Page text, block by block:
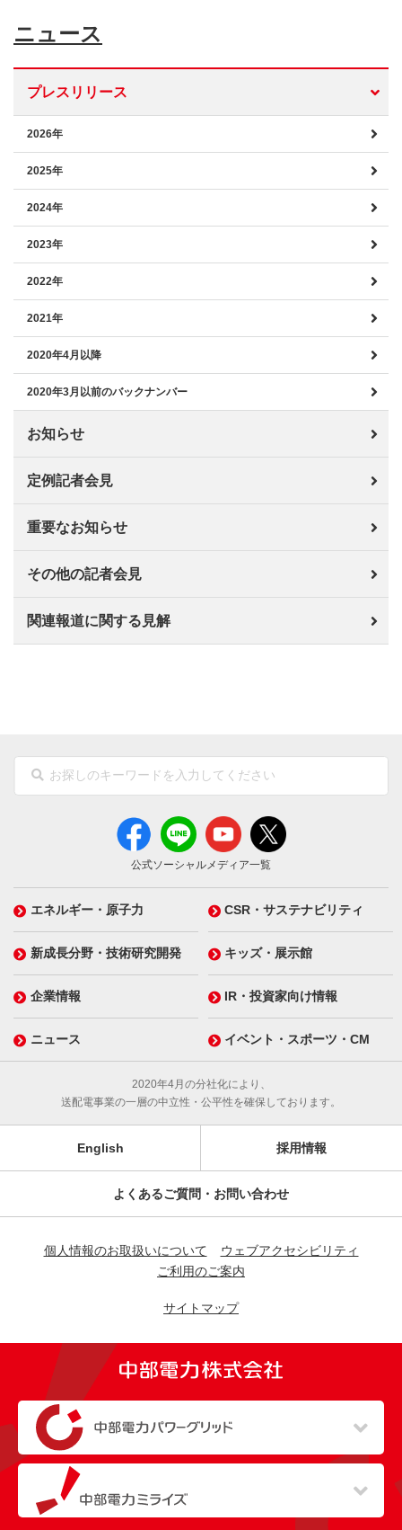
ニュース
プレスリリース
2026年
2025年
2024年
2023年
2022年
2021年
2020年4月以降
2020年3月以前のバックナンバー
お知らせ
定例記者会見
重要なお知らせ
その他の記者会見
関連報道に関する見解
公式ソーシャルメディア一覧
エネルギー・原子力 CSR・サステナビリティ
新成長分野・技術研究開発 キッズ・展示館
企業情報 IR・投資家向け情報
ニュース イベント・スポーツ・CM
2020年4月の分社化により、
送配電事業の一層の中立性・公平性を確保しております。
English 採用情報
よくあるご質問・お問い合わせ
個人情報のお取扱いについて
ウェブアクセシビリティ
ご利用のご案内
サイトマップ
（新しいウィンドウを開きます）
（新しいウィンドウを開きます）